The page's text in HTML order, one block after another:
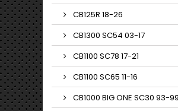
CB125R 18-26
CB1300 SC54 03-17
CB1100 SC78 17-21
CB1100 SC65 11-16
CB1000 BIG ONE SC30 93-99